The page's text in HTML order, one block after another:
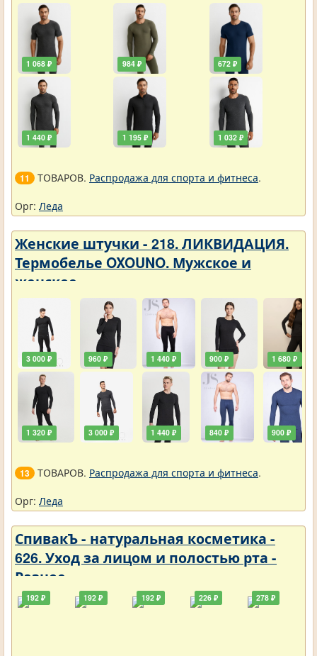
1 068 ₽
1 440 ₽
984 ₽
1 195 ₽
672 ₽
1 032 ₽
11 ТОВАРОВ. Распродажа для спорта и фитнеса.
Орг: Леда
Женские штучки - 218. ЛИКВИДАЦИЯ.
Термобелье OXOUNO. Мужское и
женское
3 000 ₽
1 320 ₽
960 ₽
3 000 ₽
1 440 ₽
1 440 ₽
900 ₽
840 ₽
1 680 ₽
900 ₽
13 ТОВАРОВ. Распродажа для спорта и фитнеса.
Орг: Леда
СпивакЪ - натуральная косметика -
626. Уход за лицом и полостью рта -
Разное
192 ₽ 192 ₽ 192 ₽ 226 ₽ 278 ₽